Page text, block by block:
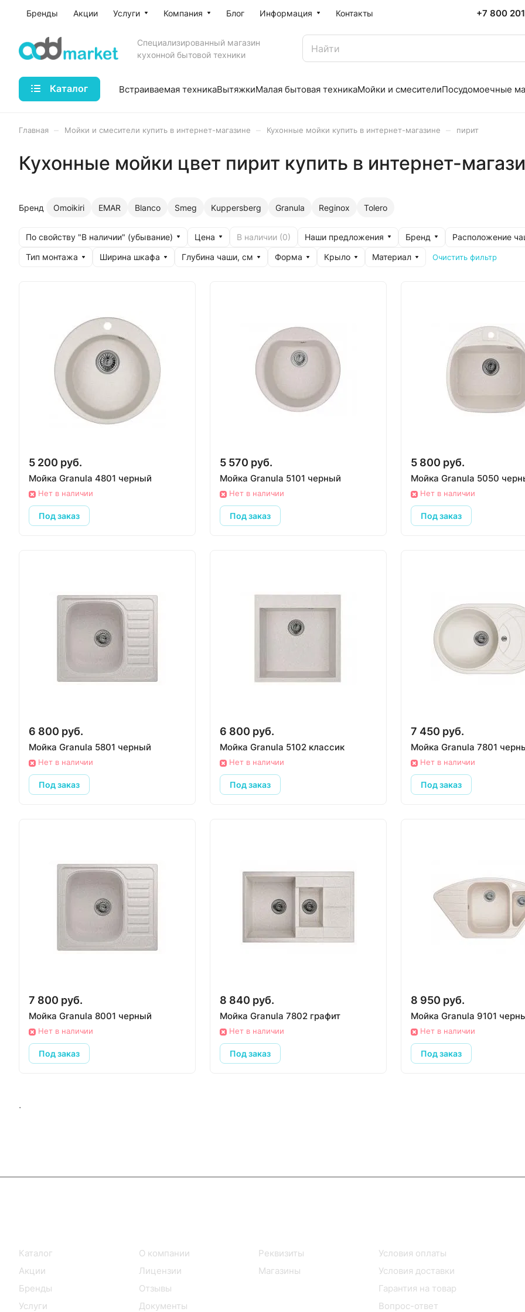
Бренды Акции Услуги Компания Блог Информация Контакты +7 800
Специализированный магазин
кухонной бытовой техники
Каталог Встраиваемая техникаВытяжкиМалая бытовая техникаМойки и смесителиПосудомоечные
Главная Мойки и смесители купить в интернет-магазине Кухонные мойки купить в интернет-магазине пирит
Кухонные мойки цвет пирит купить в интернет-
Бренд Omoikiri EMAR Blanco Smeg Kuppersberg Granula Reginox Tolero
По свойству "В наличии" (убывание) Цена В наличии (0) Наши предложения Бренд Расположение
Тип монтажа Ширина шкафа Глубина чаши, см Форма Крыло Материал Очистить фильтр
5 200 руб.
Мойка Granula 4801 черный
Нет в наличии
Под заказ
5 570 руб.
Мойка Granula 5101 черный
Нет в наличии
Под заказ
5 800 руб.
Мойка Granula 5050
Нет в наличии
Под заказ
6 800 руб.
Мойка Granula 5801 черный
Нет в наличии
Под заказ
6 800 руб.
Мойка Granula 5102 классик
Нет в наличии
Под заказ
7 450 руб.
Мойка Granula 7801
Нет в наличии
Под заказ
7 800 руб.
Мойка Granula 8001 черный
Нет в наличии
Под заказ
8 840 руб.
Мойка Granula 7802 графит
Нет в наличии
Под заказ
8 950 руб.
Мойка Granula 9101
Нет в наличии
Под заказ
.
Каталог
Акции
Бренды
Услуги
О компании
Лицензии
Отзывы
Документы
Реквизиты
Магазины
Условия оплаты
Условия доставки
Гарантия на товар
Вопрос-ответ